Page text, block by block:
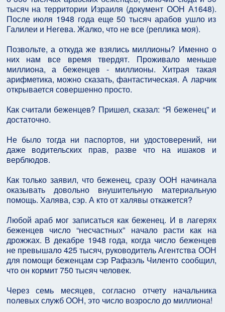
тысяч на территории Израиля (документ ООН А1648).
После июля 1948 года еще 50 тысяч арабов ушло из
Галилеи и Негева. Жалко, что не все (реплика моя).
Позвольте, а откуда же взялись миллионы? Именно о
них нам все время твердят. Проживало меньше
миллиона, а беженцев - миллионы. Хитрая такая
арифметика, можно сказать, фантастическая. А ларчик
открывается совершенно просто.
Как считали беженцев? Пришел, сказал: “Я беженец” и
достаточно.
Не было тогда ни паспортов, ни удостоверений, ни
даже водительских прав, разве что на ишаков и
верблюдов.
Как только заявил, что беженец, сразу ООН начинала
оказывать довольно внушительную материальную
помощь. Халява, сэр. А кто от халявы откажется?
Любой араб мог записаться как беженец. И в лагерях
беженцев число “несчастных” начало расти как на
дрожжах. В декабре 1948 года, когда число беженцев
не превышало 425 тысяч, руководитель Агентства ООН
для помощи беженцам сэр Рафаэль Чиленто сообщил,
что он кормит 750 тысяч человек.
Через семь месяцев, согласно отчету начальника
полевых служб ООН, это число возросло до миллиона!